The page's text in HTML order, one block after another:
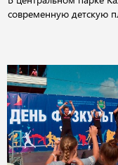
современную детскую